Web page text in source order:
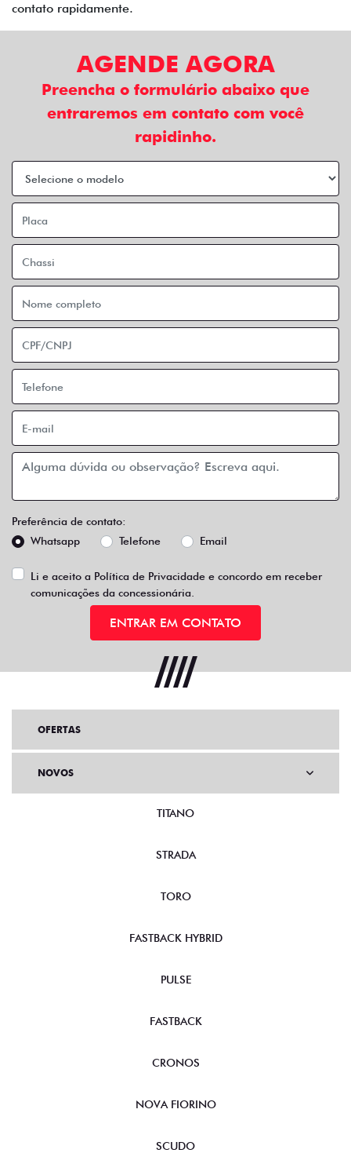
contato rapidamente.
AGENDE AGORA
Preencha o formulário abaixo que
entraremos em contato com você
rapidinho.
Preferência de contato:
Whatsapp
Telefone Email
Li e aceito a Política de Privacidade e concordo em receber
comunicações da concessionária.
ENTRAR EM CONTATO
OFERTAS
NOVOS
TITANO
STRADA
TORO
FASTBACK HYBRID
PULSE
FASTBACK
CRONOS
NOVA FIORINO
SCUDO